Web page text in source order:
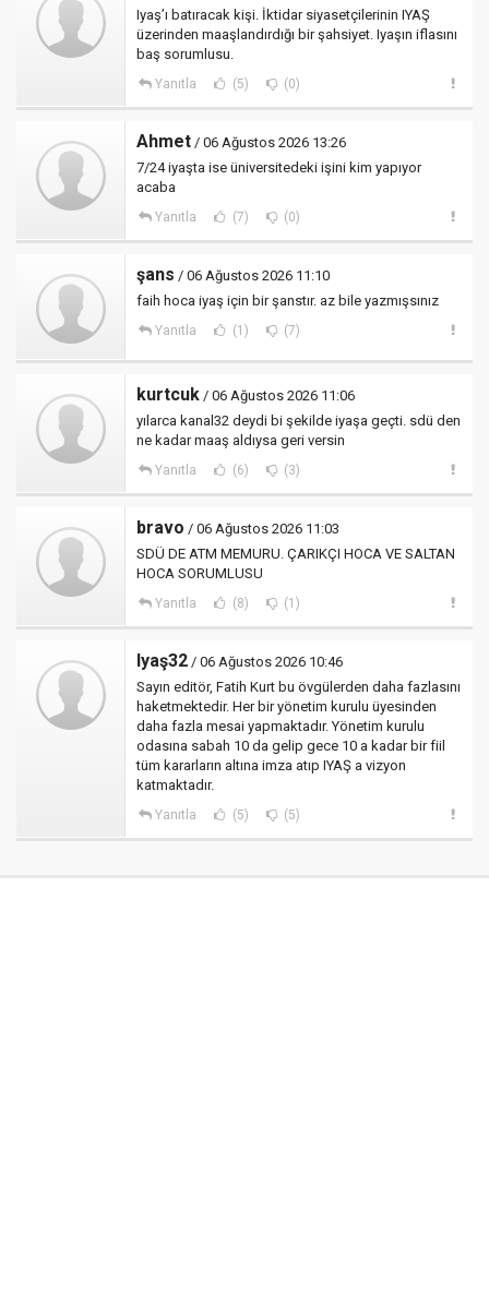
Iyaş’ı batıracak kişi. İktidar siyasetçilerinin IYAŞ
üzerinden maaşlandırdığı bir şahsiyet. Iyaşın iflasını
baş sorumlusu.
Yanıtla (5) (0)
Ahmet / 06 Ağustos 2026 13:26
7/24 iyaşta ise üniversitedeki işini kim yapıyor
acaba
Yanıtla (7) (0)
şans / 06 Ağustos 2026 11:10
faih hoca iyaş için bir şanstır. az bile yazmışsınız
Yanıtla (1) (7)
kurtcuk / 06 Ağustos 2026 11:06
yılarca kanal32 deydi bi şekilde iyaşa geçti. sdü den
ne kadar maaş aldıysa geri versin
Yanıtla (6) (3)
bravo / 06 Ağustos 2026 11:03
SDÜ DE ATM MEMURU. ÇARIKÇI HOCA VE SALTAN
HOCA SORUMLUSU
Yanıtla (8) (1)
Iyaş32 / 06 Ağustos 2026 10:46
Sayın editör, Fatih Kurt bu övgülerden daha fazlasını
haketmektedir. Her bir yönetim kurulu üyesinden
daha fazla mesai yapmaktadır. Yönetim kurulu
odasına sabah 10 da gelip gece 10 a kadar bir fiil
tüm kararların altına imza atıp IYAŞ a vizyon
katmaktadır.
Yanıtla (5) (5)